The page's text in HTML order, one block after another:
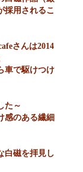
採用されるこ
さんは2014
車で駆けつけ
た～
感のある繊細
白磁を拝見し